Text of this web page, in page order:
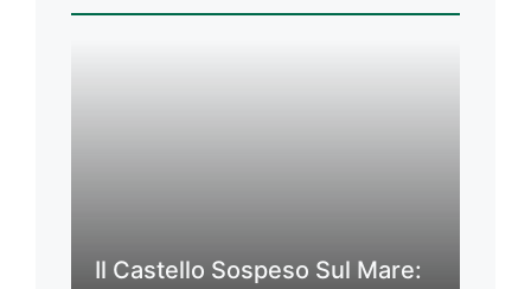
Il Castello Sospeso Sul Mare: